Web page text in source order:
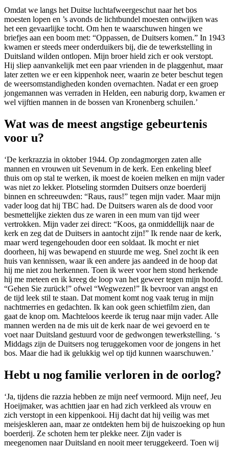
Omdat we langs het Duitse luchtafweergeschut naar het bos
moesten lopen en ’s avonds de lichtbundel moesten ontwijken was
het een gevaarlijke tocht. Om hen te waarschuwen hingen we
briefjes aan een boom met: “Oppassen, de Duitsers komen.” In 1943
kwamen er steeds meer onderduikers bij, die de tewerkstelling in
Duitsland wilden ontlopen. Mijn broer hield zich er ook verstopt.
Hij sliep aanvankelijk met een paar vrienden in de plaggenhut, maar
later zetten we er een kippenhok neer, waarin ze beter beschut tegen
de weersomstandigheden konden overnachten. Nadat er een groep
jongemannen was verraden in Helden, een naburig dorp, kwamen er
wel vijftien mannen in de bossen van Kronenberg schuilen.’
Wat was de meest angstige gebeurtenis
voor u?
‘De kerkrazzia in oktober 1944. Op zondagmorgen zaten alle
mannen en vrouwen uit Sevenum in de kerk. Een enkeling bleef
thuis om op stal te werken, ik moest de koeien melken en mijn vader
was niet zo lekker. Plotseling stormden Duitsers onze boerderij
binnen en schreeuwden: “Raus, raus!” tegen mijn vader. Maar mijn
vader loog dat hij TBC had. De Duitsers waren als de dood voor
besmettelijke ziekten dus ze waren in een mum van tijd weer
vertrokken. Mijn vader zei direct: “Koos, ga onmiddellijk naar de
kerk en zeg dat de Duitsers in aantocht zijn!” Ik rende naar de kerk,
maar werd tegengehouden door een soldaat. Ik mocht er niet
doorheen, hij was bewapend en stuurde me weg. Snel zocht ik een
huis van kennissen, waar ik een andere jas aandeed in de hoop dat
hij me niet zou herkennen. Toen ik weer voor hem stond herkende
hij me meteen en ik kreeg de loop van het geweer tegen mijn hoofd.
“Gehen Sie zurück!” ofwel “Wegwezen!” Ik bevroor van angst en
de tijd leek stil te staan. Dat moment komt nog vaak terug in mijn
nachtmerries en gedachten. Ik kan ook geen schietfilm zien, dan
gaat de knop om. Machteloos keerde ik terug naar mijn vader. Alle
mannen werden na de mis uit de kerk naar de wei gevoerd en te
voet naar Duitsland gestuurd voor de gedwongen tewerkstelling. ‘s
Middags zijn de Duitsers nog teruggekomen voor de jongens in het
bos. Maar die had ik gelukkig wel op tijd kunnen waarschuwen.’
Hebt u nog familie verloren in de oorlog?
‘Ja, tijdens die razzia hebben ze mijn neef vermoord. Mijn neef, Jeu
Hoeijmaker, was achttien jaar en had zich verkleed als vrouw en
zich verstopt in een kippenkooi. Hij dacht dat hij veilig was met
meisjeskleren aan, maar ze ontdekten hem bij de huiszoeking op hun
boerderij. Ze schoten hem ter plekke neer. Zijn vader is
meegenomen naar Duitsland en nooit meer teruggekeerd. Toen wij